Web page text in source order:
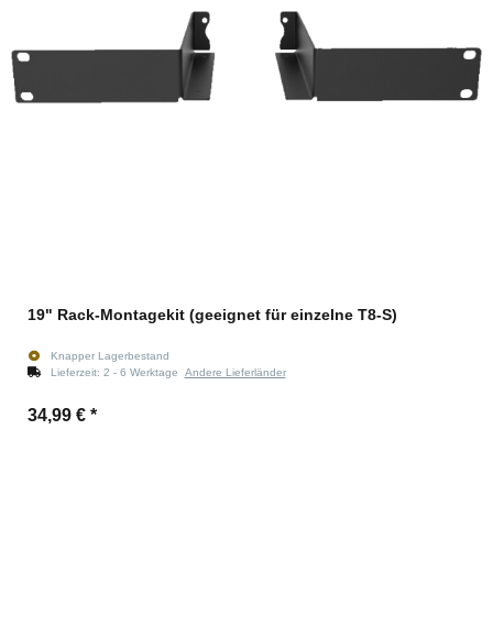
19" Rack-Montagekit (geeignet für einzelne T8-S)
Knapper Lagerbestand
Lieferzeit: 2 - 6 Werktage Andere Lieferländer
34,99 € *